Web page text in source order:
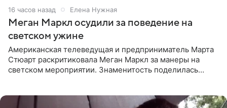
16 часов назад Елена Нужная
Меган Маркл осудили за поведение на
светском ужине
Американская телеведущая и предприниматель Марта
Стюарт раскритиковала Меган Маркл за манеры на
светском мероприятии. Знаменитость поделилась